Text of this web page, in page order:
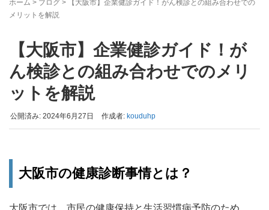
ホーム > ブログ >
【大阪市】企業健診ガイド！がん検診との組み合わせでの
メリットを解説
【大阪市】企業健診ガイド！が
ん検診との組み合わせでのメリ
ットを解説
公開済み: 2024年6月27日 作成者: kouduhp
大阪市の健康診断事情とは？
大阪市では、市民の健康保持と生活習慣病予防のため、